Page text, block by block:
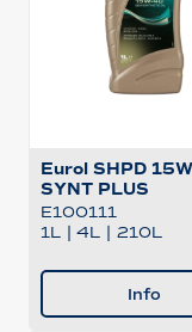
Eurol SHPD
SYNT PLUS
E100111
1L | 4L | 210L
Info